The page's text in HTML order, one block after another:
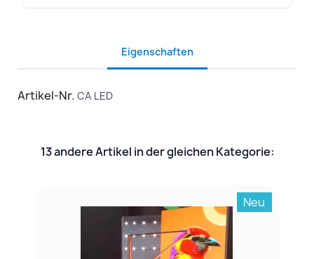
Eigenschaften
Artikel-Nr. CA LED
13 andere Artikel in der gleichen Kategorie:
Neu